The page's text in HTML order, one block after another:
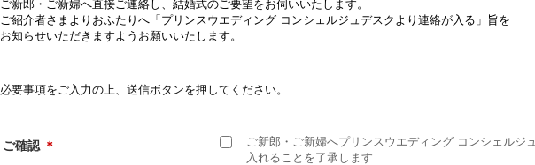
ご新郎・ご新婦へ直接ご連絡し、結婚式のご要望をお伺いいたします。
ご紹介者さまよりおふたりへ「プリンスウエディング コンシェルジュデスクより連絡が入る」旨を
お知らせいただきますようお願いいたします。
必要事項をご入力の上、送信ボタンを押してください。
ご確認 ＊
ご新郎・ご新婦へプリンスウエディング コンシェルジ
入れることを了承します